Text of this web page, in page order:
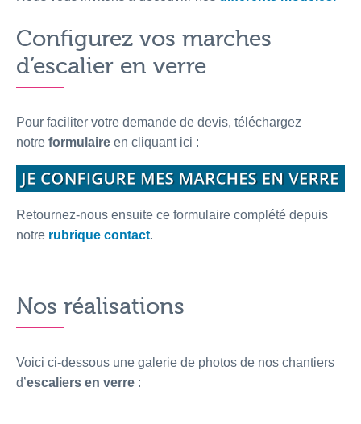
Configurez vos marches
d’escalier en verre
Pour faciliter votre demande de devis, téléchargez
notre formulaire en cliquant ici :
Retournez-nous ensuite ce formulaire complété depuis
notre rubrique contact.
Nos réalisations
Voici ci-dessous une galerie de photos de nos chantiers
d’escaliers en verre :